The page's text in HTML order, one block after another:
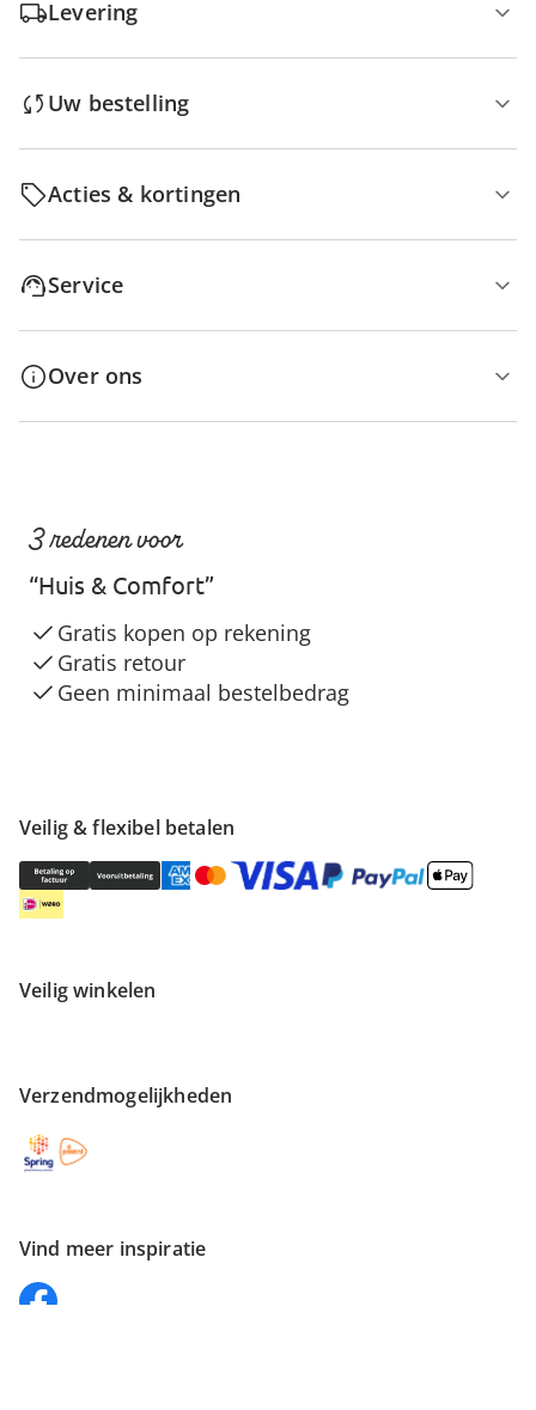
Levering
Uw bestelling
Acties & kortingen
Service
Over ons
Veilig & flexibel betalen
Veilig winkelen
Verzendmogelijkheden
Vind meer inspiratie
3 redenen voor
“Huis & Comfort”
Gratis kopen op rekening
Gratis retour
Geen minimaal bestelbedrag